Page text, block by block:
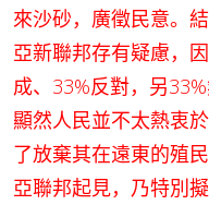
來沙砂，廣徵民意。
亞新聯邦存有疑慮，
成、33%反對，另33%
顯然人民並不太熱衷
了放棄其在遠東的殖
亞聯邦起見，乃特別